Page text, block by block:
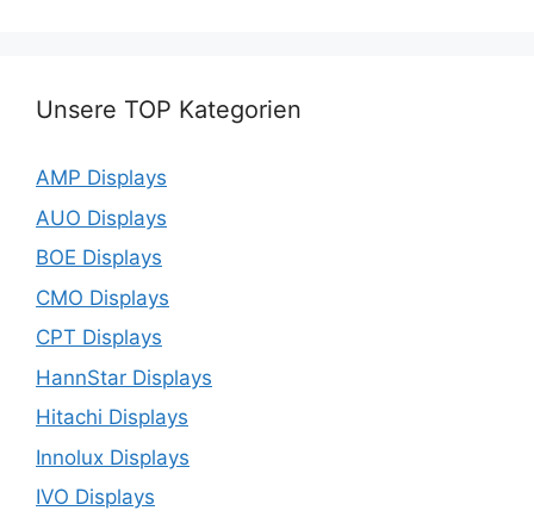
Unsere TOP Kategorien
AMP Displays
AUO Displays
BOE Displays
CMO Displays
CPT Displays
HannStar Displays
Hitachi Displays
Innolux Displays
IVO Displays